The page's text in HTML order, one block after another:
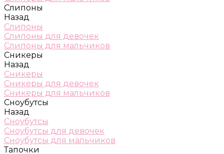
Слипоны
Назад
Слипоны
Слипоны для девочек
Слипоны для мальчиков
Сникеры
Назад
Сникеры
Сникеры для девочек
Сникеры для мальчиков
Сноубутсы
Назад
Сноубутсы
Сноубутсы для девочек
Сноубутсы для мальчиков
Тапочки